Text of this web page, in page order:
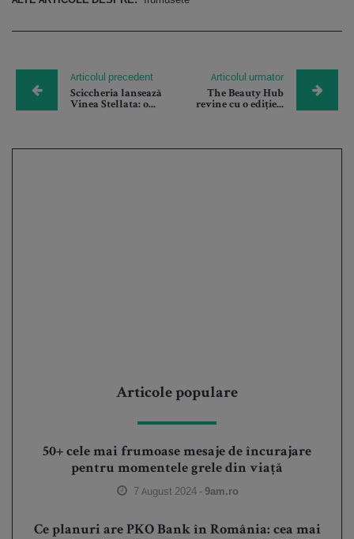
Articolul precedent
Sciccheria lansează
Vinea Stellata: o...
Articolul urmator
The Beauty Hub
revine cu o ediție...
Articole populare
50+ cele mai frumoase mesaje de încurajare
pentru momentele grele din viață
7 August 2024 -9am.ro
Ce planuri are PKO Bank în România: cea mai